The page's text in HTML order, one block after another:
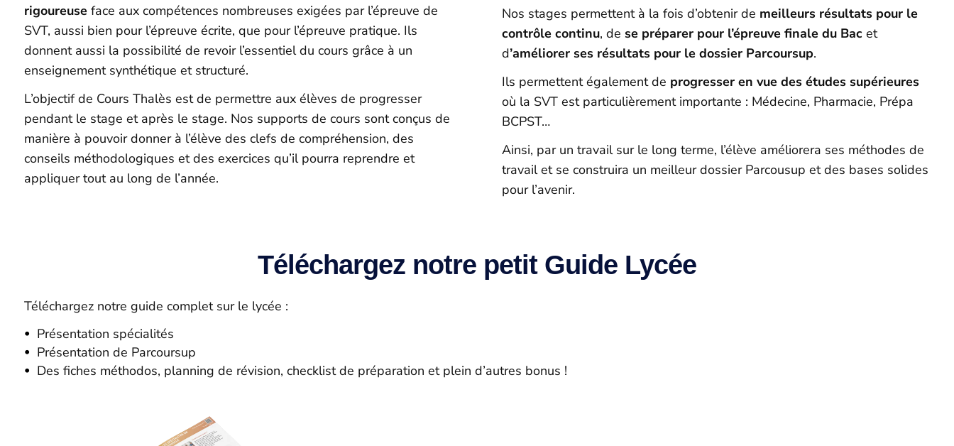
rigoureuseface aux compétences nombreuses exigées par l’épreuve de
SVT, aussi bien pour l’épreuve écrite, que pour l’épreuve pratique. Ils
donnent aussi la possibilité de revoir l’essentiel du cours grâce à un
enseignement synthétique et structuré.
L’objectif de Cours Thalès est de permettre aux élèves de progresser
pendant le stage et après le stage. Nos supports de cours sont conçus de
manière à pouvoir donner à l’élève des clefs de compréhension, des
conseils méthodologiques et des exercices qu’il pourra reprendre et
appliquer tout au long de l’année.
Nos stages permettent à la fois d’obtenir de meilleurs résultats pour le
contrôle continu, de se préparer pour l’épreuve finale du Bac et
d’améliorer ses résultats pour le dossier Parcoursup.
Ils permettent également de progresser en vue des études supérieures
où la SVT est particulièrement importante : Médecine, Pharmacie, Prépa
BCPST…
Ainsi, par un travail sur le long terme, l’élève améliorera ses méthodes de
travail et se construira un meilleur dossier Parcousup et des bases solides
pour l’avenir.
Téléchargez notre petit Guide Lycée
Téléchargez notre guide complet sur le lycée :
Présentation spécialités
Présentation de Parcoursup
Des fiches méthodos, planning de révision, checklist de préparation et plein d’autres bonus !